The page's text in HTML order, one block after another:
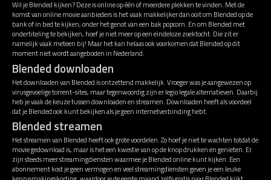
Wil je Blended kijken? Deze is online op één of meerdere plekken te vinden. Met de
komst van online movie aanbieders is het vaak makkelijker dan ooit om Blended op de
bank of in bed te kijken, onder het genot van een bak popcorn. En om Blended met
ondertiteling te bekijken, hoef je niet meer op een eindeloze zoektocht. Die zit er
namelijk vaak meteen bij! Maar het kan helaas ook voorkomen dat Blended op dit
moment niet wordt aangeboden in Nederland.
Blended downloaden
Het downloaden van Blended is ontzettend makkelijk. Vroeger was je aangewezen op
virusgevoelige torrent-sites, maar tegenwoordig zijn er legio legale alternatieven. Daarbij
heb je vaak de keuze tussen downloaden en streamen. Downloaden heeft als voordeel
dat je Blended ook kunt bekijken als je geen internetverbinding hebt.
Blended streamen
Het streamen van Blended heeft ook grote voordelen. Zo hoef je niet te wachten totdat de
movie gedownload is, maar is het een kwestie van op de knop drukken en genieten. Er
zijn steeds meer streamingdiensten waarmee je Blended online kunt kijken. Een
abonnement kost je geen vermogen en veel streamingdiensten geven je een leuke